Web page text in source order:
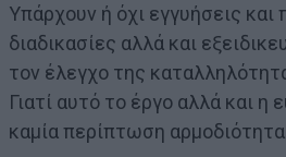
Υπάρχουν ή όχι εγγυήσεις και
διαδικασίες αλλά και
τον έλεγχο της
Γιατί αυτό το έργο αλλά και η
καμία περίπτωση